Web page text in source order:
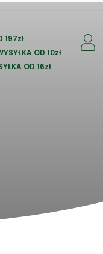
197zł
OD 10zł
OD 16zł